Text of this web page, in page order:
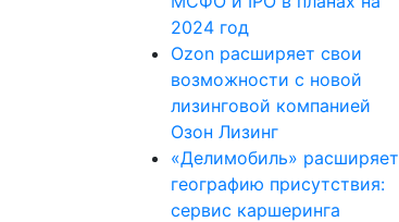
2024 год
Ozon расширяет свои
возможности с новой
лизинговой компанией
Озон Лизинг
«Делимобиль» расширяет
географию присутствия:
сервис каршеринга